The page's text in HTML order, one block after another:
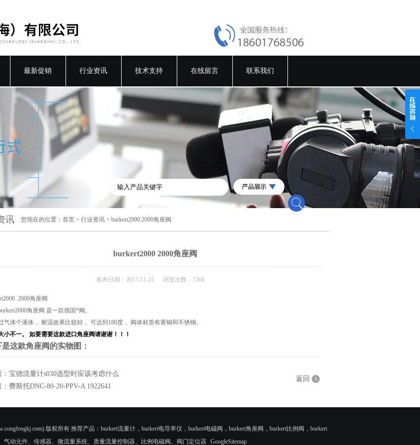
最新促销 行业资讯 技术支持 在线留言 联系我们
讯 您现在的位置： 首页 > 行业资讯 > burkert2000 2000角座阀
burkert2000 2000角座阀
发布日期：2017-11-23 浏览次数：1366
2000角座阀
角座阀 是一款德国*阀。
气体个液体， 耐温效果比较好， 可达到180度， 阀体材质有黄铜和不锈钢。
小不一。 如要需要这款进口角座阀请谢谢！！！
是这款角座阀的实物图：
宝德流量计s030选型时应该考虑什么
费斯托DNC-80-20-PPV-A 1922641
返回
版权所有 推荐产品：burkert流量计，burkert电导率仪，burkert电磁阀，burkert角座阀，burkert比例阀，burkert
气动元件、传感器、微流量系统、质量流量控制器、比例电磁阀、阀门定位器 GoogleSitemap